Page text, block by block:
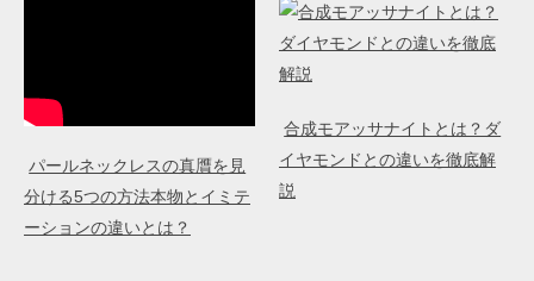
パールネックレスの真贋を見
分ける5つの方法本物とイミテ
ーションの違いとは？
合成モアッサナイトとは？ダ
イヤモンドとの違いを徹底解
説